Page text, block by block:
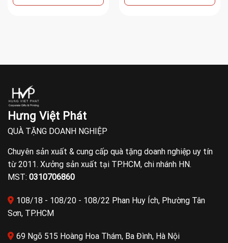
Hưng Việt Phát
QUÀ TẶNG DOANH NGHIỆP
Chuyên sản xuất & cung cấp quà tặng doanh nghiệp uy tín
từ 2011. Xưởng sản xuất tại TP.HCM, chi nhánh HN.
MST: 0310706860
108/18 - 108/20 - 108/22 Phan Huy Ích, Phường Tân
Sơn, TP.HCM
69 Ngõ 515 Hoàng Hoa Thám, Ba Đình, Hà Nội